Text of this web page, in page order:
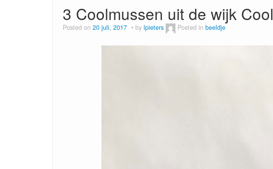
3 Coolmussen uit de wijk Cool
Posted on 20 juli, 2017 by lpieters Posted in beeldje